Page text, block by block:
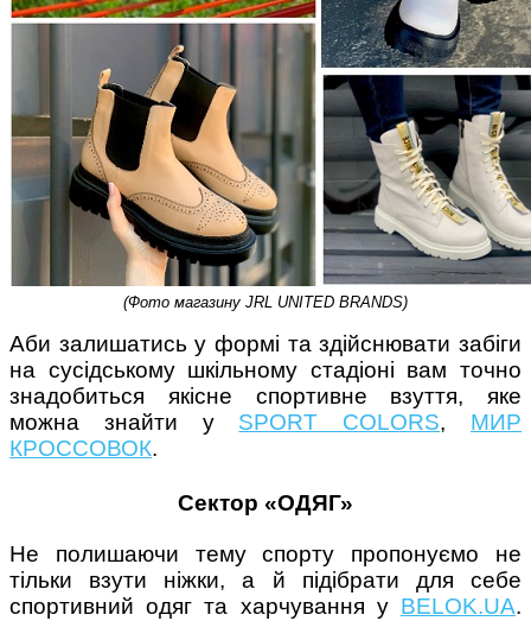
(Фото магазину JRL UNITED BRANDS)
Аби залишатись у формі та здійснювати забіги
на сусідському шкільному стадіоні вам точно
знадобиться якісне спортивне взуття, яке
можна знайти у SPORT COLORS, МИР
КРОССОВОК.
Сектор «ОДЯГ»
Не полишаючи тему спорту пропонуємо не
тільки взути ніжки, а й підібрати для себе
спортивний одяг та харчування у BELOK.UA.